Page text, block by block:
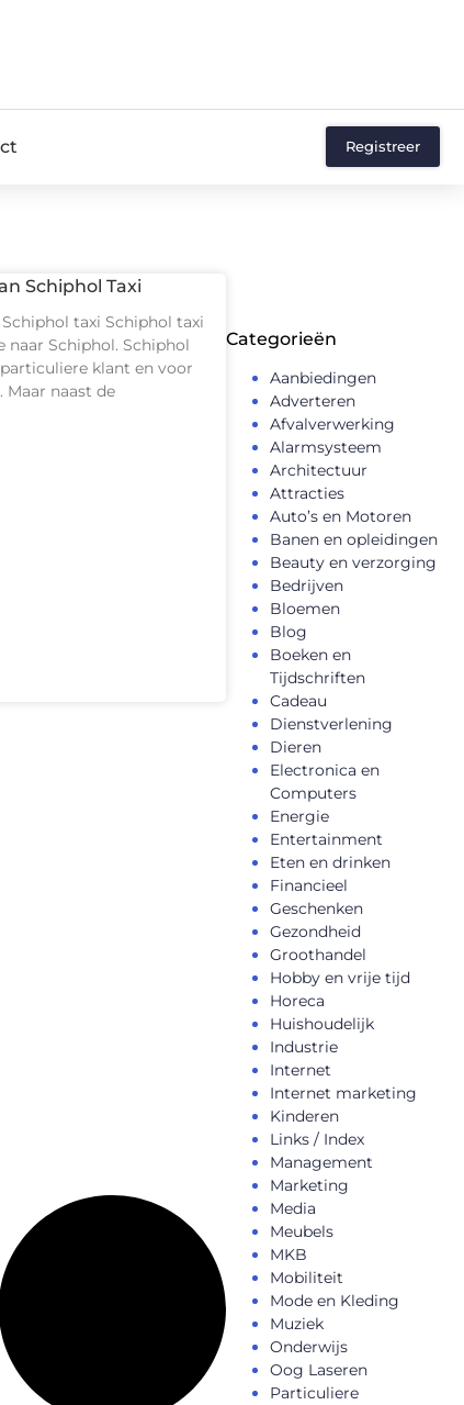
Registreer
Schiphol Taxi
taxi Schiphol taxi
naar Schiphol. Schiphol
klant en voor
Maar naast de
Categorieën
Aanbiedingen
Adverteren
Afvalverwerking
Alarmsysteem
Architectuur
Attracties
Auto’s en Motoren
Banen en opleidingen
Beauty en verzorging
Bedrijven
Bloemen
Blog
Boeken en
Tijdschriften
Cadeau
Dienstverlening
Dieren
Electronica en
Computers
Energie
Entertainment
Eten en drinken
Financieel
Geschenken
Gezondheid
Groothandel
Hobby en vrije tijd
Horeca
Huishoudelijk
Industrie
Internet
Internet marketing
Kinderen
Links / Index
Management
Marketing
Media
Meubels
MKB
Mobiliteit
Mode en Kleding
Muziek
Onderwijs
Oog Laseren
Particuliere